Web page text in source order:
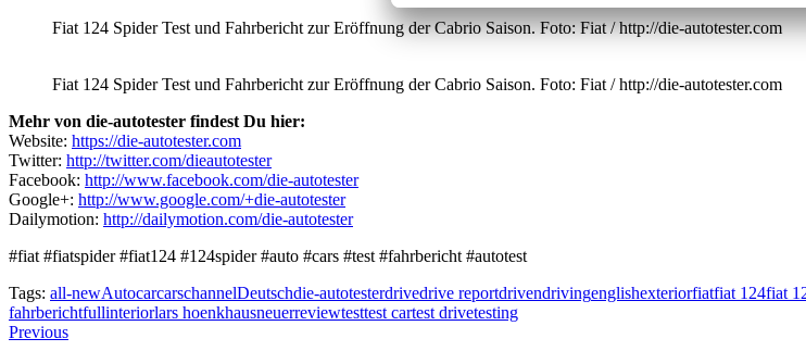
Fiat 124 Spider Test und Fahrbericht zur Eröffnung der Cabrio Saison. Foto: Fiat / http://die-autotester.com
Fiat 124 Spider Test und Fahrbericht zur Eröffnung der Cabrio Saison. Foto: Fiat / http://die-autotester.com
Mehr von die-autotester findest Du hier:
Website: https://die-autotester.com
Twitter: http://twitter.com/dieautotester
Facebook: http://www.facebook.com/die-autotester
Google+: http://www.google.com/+die-autotester
Dailymotion: http://dailymotion.com/die-autotester
#fiat #fiatspider #fiat124 #124spider #auto #cars #test #fahrbericht #autotest
Tags: all-newAutocarcarschannelDeutschdie-autotesterdrivedrive reportdrivendrivingenglishexteriorfiatfiat 124fiat
fahrberichtfullinteriorlars hoenkhausneuerreviewtesttest cartest drivetesting
Beitragsnavigation
Previous